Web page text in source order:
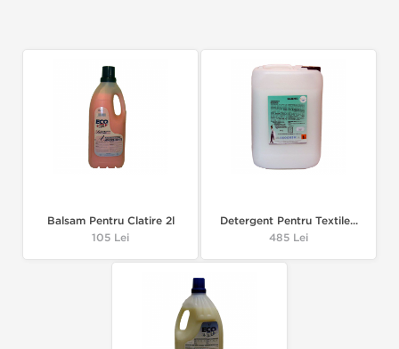
Balsam Pentru Clatire 2l
Pret
105 Lei
Detergent Pentru Textile...
Pret
485 Lei